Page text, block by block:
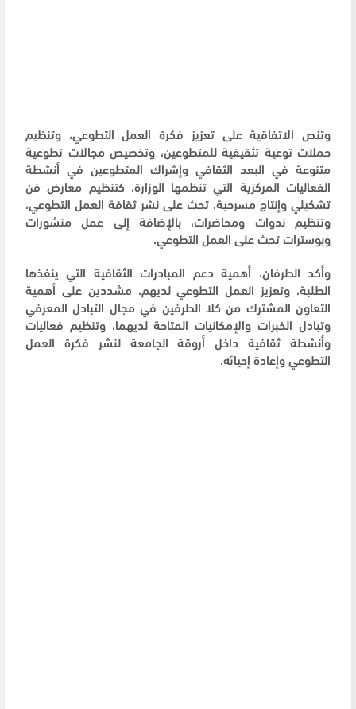
وتنص الاتفاقية على تعزيز فكرة العمل التطوعي، وتنظيم
حملات توعية تثقيفية للمتطوعين، وتخصيص مجالات تطوعية
متنوعة في البعد الثقافي وإشراك المتطوعين في أنشطة
الفعاليات المركزية التي تنظمها الوزارة، كتنظيم معارض فن
تشكيلي وإنتاج مسرحية، تحث على نشر ثقافة العمل التطوعي،
وتنظيم ندوات ومحاضرات، بالإضافة إلى عمل منشورات
وبوسترات تحث على العمل التطوعي.
وأكد الطرفان، أهمية دعم المبادرات الثقافية التي ينفذها
الطلبة، وتعزيز العمل التطوعي لديهم، مشددين على أهمية
التعاون المشترك من كلا الطرفين في مجال التبادل المعرفي
وتبادل الخبرات والإمكانيات المتاحة لديهما، وتنظيم فعاليات
وأنشطة ثقافية داخل أروقة الجامعة لنشر فكرة العمل
التطوعي وإعادة إحيائه.